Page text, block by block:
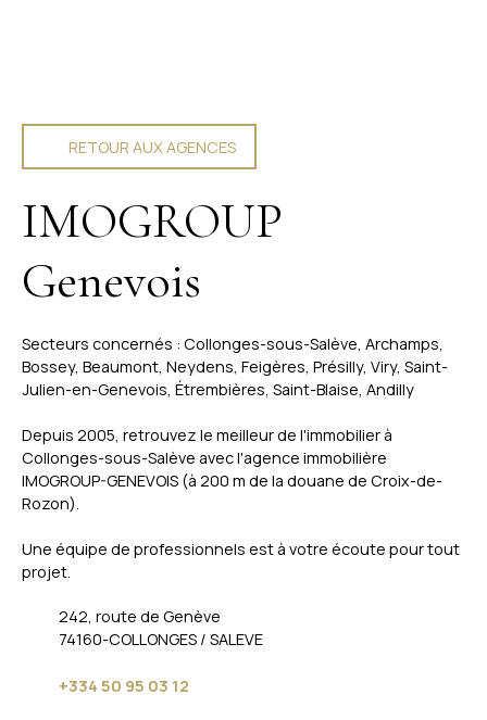
RETOUR AUX AGENCES
IMOGROUP
Genevois
Secteurs concernés : Collonges-sous-Salève, Archamps,
Bossey, Beaumont, Neydens, Feigères, Présilly, Viry, Saint-
Julien-en-Genevois, Étrembières, Saint-Blaise, Andilly
Depuis 2005, retrouvez le meilleur de l'immobilier à
Collonges-sous-Salève avec l'agence immobilière
IMOGROUP-GENEVOIS (à 200 m de la douane de Croix-de-
Rozon).
Une équipe de professionnels est à votre écoute pour tout
projet.
242, route de Genève
74160-COLLONGES / SALEVE
+334 50 95 03 12